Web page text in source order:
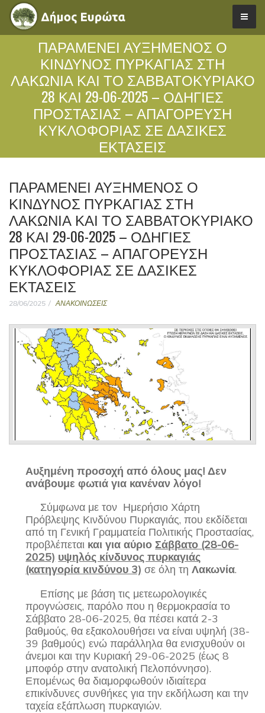
ΠΑΡΑΜΕΝΕΙ ΑΥΞΗΜΕΝΟΣ Ο
ΚΙΝΔΥΝΟΣ ΠΥΡΚΑΓΙΑΣ ΣΤΗ
ΛΑΚΩΝΙΑ ΚΑΙ ΤΟ ΣΑΒΒΑΤΟΚΥΡΙΑΚΟ
28 ΚΑΙ 29-06-2025 – ΟΔΗΓΙΕΣ
ΠΡΟΣΤΑΣΙΑΣ – ΑΠΑΓΟΡΕΥΣΗ
ΚΥΚΛΟΦΟΡΙΑΣ ΣΕ ΔΑΣΙΚΕΣ
ΕΚΤΑΣΕΙΣ
ΠΑΡΑΜΕΝΕΙ ΑΥΞΗΜΕΝΟΣ Ο
ΚΙΝΔΥΝΟΣ ΠΥΡΚΑΓΙΑΣ ΣΤΗ
ΛΑΚΩΝΙΑ ΚΑΙ ΤΟ ΣΑΒΒΑΤΟΚΥΡΙΑΚΟ
28 ΚΑΙ 29-06-2025 – ΟΔΗΓΙΕΣ
ΠΡΟΣΤΑΣΙΑΣ – ΑΠΑΓΟΡΕΥΣΗ
ΚΥΚΛΟΦΟΡΙΑΣ ΣΕ ΔΑΣΙΚΕΣ
ΕΚΤΑΣΕΙΣ
28/06/2025 ΑΝΑΚΟΙΝΩΣΕΙΣ
Αυξημένη προσοχή από όλους μας! Δεν
ανάβουμε φωτιά για κανέναν λόγο!
Σύμφωνα με τον Ημερήσιο Χάρτη
Πρόβλεψης Κινδύνου Πυρκαγιάς, που εκδίδεται
από τη Γενική Γραμματεία Πολιτικής Προστασίας,
προβλέπεται και για αύριοΣάββατο (28-06-
2025) υψηλός κίνδυνος πυρκαγιάς
(κατηγορία κινδύνου 3) σε όλη τηΛακωνία.
Επίσης με βάση τις μετεωρολογικές
προγνώσεις, παρόλο που η θερμοκρασία το
Σάββατο 28-06-2025, θα πέσει κατά 2-3
βαθμούς, θα εξακολουθήσει να είναι υψηλή (38-
39 βαθμούς) ενώ παράλληλα θα ενισχυθούν οι
άνεμοι και την Κυριακή 29-06-2025 (έως 8
μποφόρ στην ανατολική Πελοπόννησο).
Επομένως θα διαμορφωθούν ιδιαίτερα
επικίνδυνες συνθήκες για την εκδήλωση και την
ταχεία εξάπλωση πυρκαγιών.